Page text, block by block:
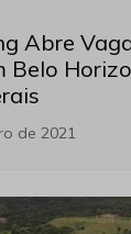
Abre
Belo
de 2021